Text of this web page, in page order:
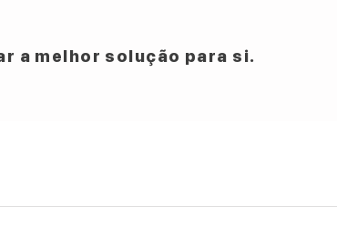
a melhor solução para si.